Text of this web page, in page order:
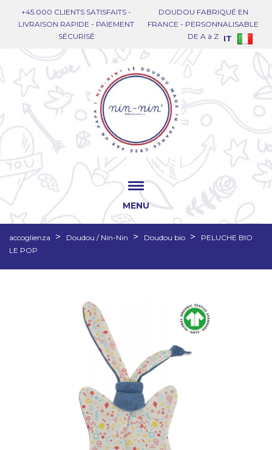
+45.000 CLIENTS SATISFAITS -
LIVRAISON RAPIDE - PAIEMENT
SÉCURISÉ
DOUDOU FABRIQUÉ EN
FRANCE - PERSONNALISABLE
DE A à Z IT
MENU
accoglienza Doudou / Nin-Nin Doudou bio
PELUCHE BIO
LE POP